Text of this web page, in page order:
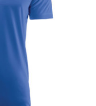
LISÄTIEDOT